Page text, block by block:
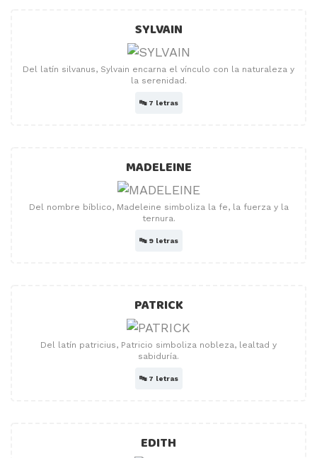
SYLVAIN
Del latín silvanus, Sylvain encarna el vínculo con la naturaleza y
la serenidad.
🔤 7 letras
MADELEINE
Del nombre bíblico, Madeleine simboliza la fe, la fuerza y ​​la
ternura.
🔤 9 letras
PATRICK
Del latín patricius, Patricio simboliza nobleza, lealtad y
sabiduría.
🔤 7 letras
EDITH